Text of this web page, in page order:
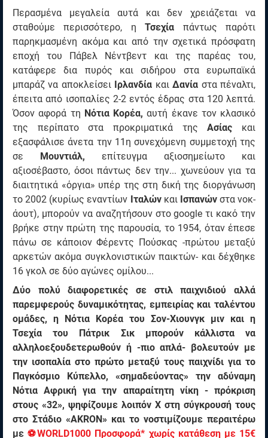
Περασμένα μεγαλεία αυτά και δεν χρειάζεται να
σταθούμε περισσότερο, ηΤσεχία πάντως παρότι
παρηκμασμένη ακόμα και από την σχετικά πρόσφατη
εποχή του Πάβελ Νέντβεντ και της παρέας του,
κατάφερε δια πυρός και σιδήρου στα ευρωπαϊκά
μπαράζ να αποκλείσει Ιρλανδία καιΔανία στα πέναλτι,
έπειτα από ισοπαλίες 2-2 εντός έδρας στα 120 λεπτά.
Όσον αφορά τη Νότια Κορέα,αυτή έκανε τον κλασικό
της περίπατο στα προκριματικά τηςΑσίας και
εξασφάλισε άνετα την 11η συνεχόμενη συμμετοχή της
σε Μουντιάλ, επίτευγμα αξιοσημείωτο και
αξιοσέβαστο, όσοι πάντως δεν την... χωνεύουν για τα
διαιτητικά «όργια» υπέρ της στη δική της διοργάνωση
το 2002 (κυρίως εναντίων Ιταλώνκαι Ισπανώνστα νοκ-
άουτ), μπορούν να αναζητήσουν στο google τι κακό την
βρήκε στην πρώτη της παρουσία, το 1954, όταν έπεσε
πάνω σε κάποιον Φέρεντς Πούσκας -πρώτου μεταξύ
αρκετών ακόμα συγκλονιστικών παικτών- και δέχθηκε
16 γκολ σε δύο αγώνες ομίλου...
Δύο πολύ διαφορετικές σε στιλ παιχνιδιού αλλά
παρεμφερούς δυναμικότητας, εμπειρίας και ταλέντου
ομάδες, η Νότια Κορέα του Σον-Χιουνγκ μιν και η
Τσεχία του Πάτρικ Σικ μπορούν κάλλιστα να
αλληλοεξουδετερωθούν ή -πιο απλά- βολευτούν με
την ισοπαλία στο πρώτο μεταξύ τους παιχνίδι για το
Παγκόσμιο Κύπελλο, «σημαδεύοντας» την αδύναμη
Νότια Αφρική για την απαραίτητη νίκη - πρόκριση
στους «32», ψηφίζουμε λοιπόν Χ στη σύγκρουσή τους
στο Στάδιο «AKRON» και το νοστιμίζουμε περαιτέρω
με⚽WORLD1000 Προσφορά* χωρίς κατάθεση με 15€